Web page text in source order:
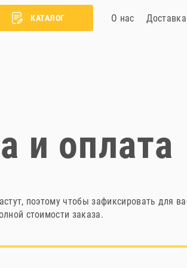
КАТАЛОГ О нас
и оплата
поэтому чтобы зафиксировать для
стоимости заказа.